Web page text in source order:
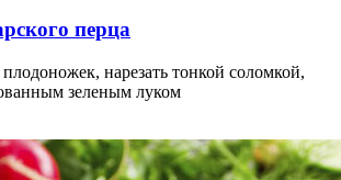
перца
нарезать тонкой соломкой,
зеленым луком